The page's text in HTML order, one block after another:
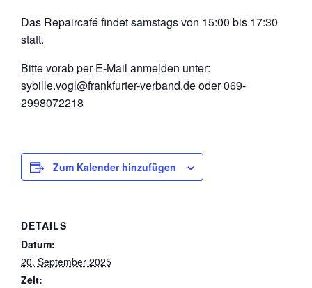
Das Repaircafé findet samstags von 15:00 bis 17:30
statt.
Bitte vorab per E-Mail anmelden unter:
sybille.vogl@frankfurter-verband.de oder 069-
2998072218
Zum Kalender hinzufügen
DETAILS
Datum:
20. September 2025
Zeit: